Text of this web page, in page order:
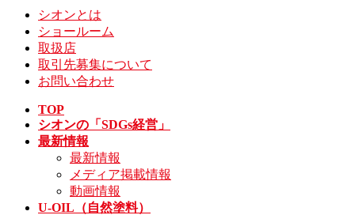
シオンとは
ショールーム
取扱店
取引先募集について
お問い合わせ
TOP
シオンの「SDGs経営」
最新情報
最新情報
メディア掲載情報
動画情報
U-OIL（自然塗料）